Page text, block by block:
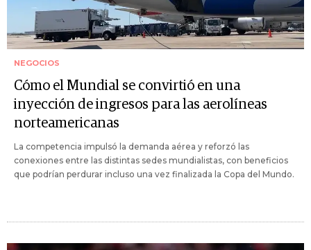
NEGOCIOS
Cómo el Mundial se convirtió en una
inyección de ingresos para las aerolíneas
norteamericanas
La competencia impulsó la demanda aérea y reforzó las
conexiones entre las distintas sedes mundialistas, con beneficios
que podrían perdurar incluso una vez finalizada la Copa del Mundo.